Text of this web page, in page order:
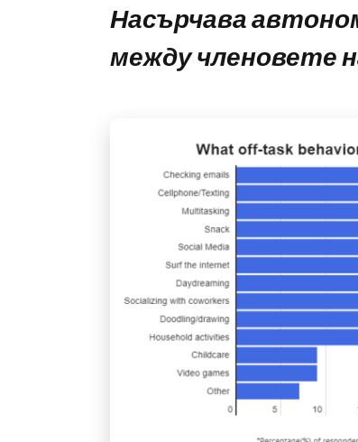
Насърчава
между членовете